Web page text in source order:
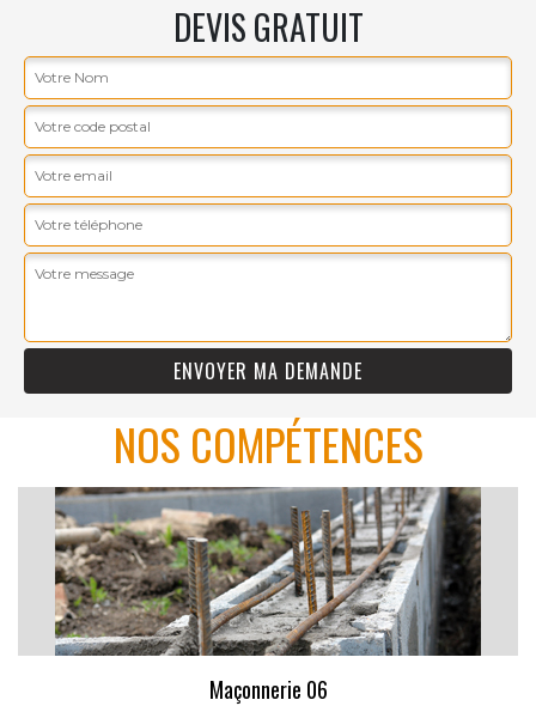
DEVIS GRATUIT
NOS COMPÉTENCES
Maçonnerie 06